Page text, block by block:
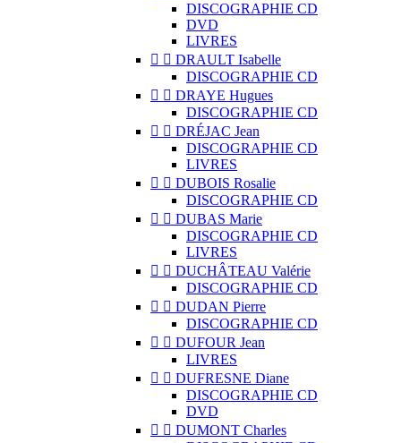
DISCOGRAPHIE CD
DVD
LIVRES
  DRAULT Isabelle
DISCOGRAPHIE CD
  DRAYE Hugues
DISCOGRAPHIE CD
  DRÉJAC Jean
DISCOGRAPHIE CD
LIVRES
  DUBOIS Rosalie
DISCOGRAPHIE CD
  DUBAS Marie
DISCOGRAPHIE CD
LIVRES
  DUCHÂTEAU Valérie
DISCOGRAPHIE CD
  DUDAN Pierre
DISCOGRAPHIE CD
  DUFOUR Jean
LIVRES
  DUFRESNE Diane
DISCOGRAPHIE CD
DVD
  DUMONT Charles